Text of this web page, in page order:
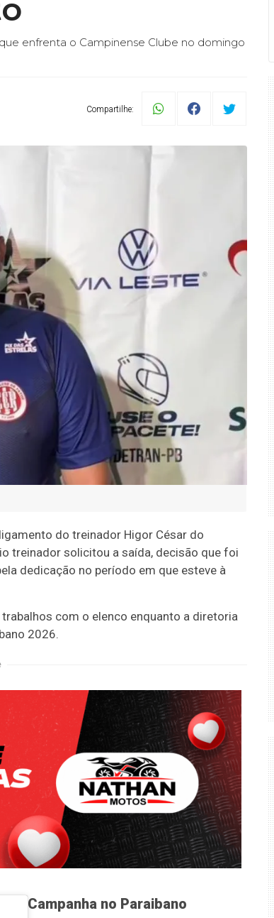
enfrenta o Campinense Clube no domingo
Compartilhe:
do treinador Higor César do
treinador solicitou a saída, decisão que foi
dedicação no período em que esteve à
com o elenco enquanto a diretoria
2026.
Campanha no Paraibano